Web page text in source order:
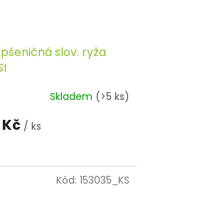
slov. ryža
Skladem (>5 ks)
Kč / ks
Kód: 153035_KS